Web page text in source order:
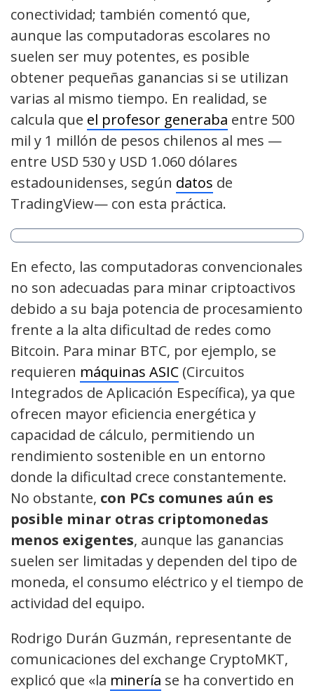
conectividad; también comentó que,
aunque las computadoras escolares no
suelen ser muy potentes, es posible
obtener pequeñas ganancias si se utilizan
varias al mismo tiempo. En realidad, se
calcula que el profesor generaba entre 500
mil y 1 millón de pesos chilenos al mes —
entre USD 530 y USD 1.060 dólares
estadounidenses, según datos de
TradingView— con esta práctica.
En efecto, las computadoras convencionales
no son adecuadas para minar criptoactivos
debido a su baja potencia de procesamiento
frente a la alta dificultad de redes como
Bitcoin. Para minar BTC, por ejemplo, se
requieren máquinas ASIC (Circuitos
Integrados de Aplicación Específica), ya que
ofrecen mayor eficiencia energética y
capacidad de cálculo, permitiendo un
rendimiento sostenible en un entorno
donde la dificultad crece constantemente.
No obstante, con PCs comunes aún es
posible minar otras criptomonedas
menos exigentes, aunque las ganancias
suelen ser limitadas y dependen del tipo de
moneda, el consumo eléctrico y el tiempo de
actividad del equipo.
Rodrigo Durán Guzmán, representante de
comunicaciones del exchange CryptoMKT,
explicó que «la minería se ha convertido en